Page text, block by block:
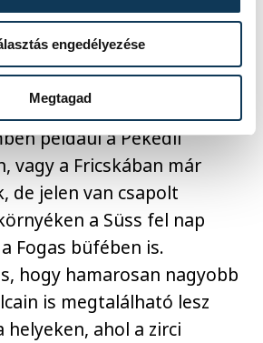
engedélyezése
Megtagad
keresnék az alkoholos
például a Pekedli
vagy a Fricskában már
de jelen van csapolt
a Süss fel nap
Fogas büfében is.
hogy hamarosan nagyobb
is megtalálható lesz
helyeken, ahol a zirci